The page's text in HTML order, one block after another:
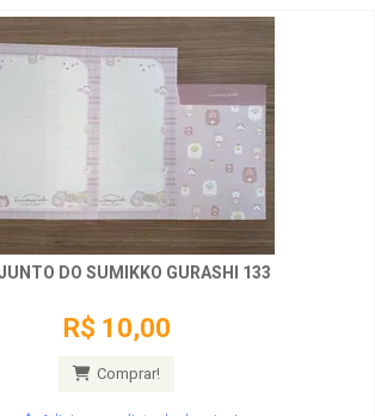
CONJUNTO DO SUMIKKO GURASHI 133
R$ 10,00
Comprar!